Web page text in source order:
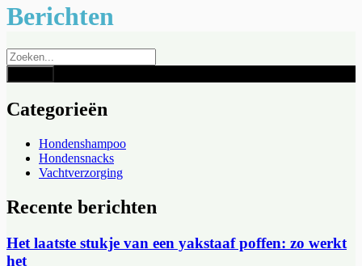
Berichten
Categorieën
Hondenshampoo
Hondensnacks
Vachtverzorging
Recente berichten
Het laatste stukje van een yakstaaf poffen: zo werkt
het